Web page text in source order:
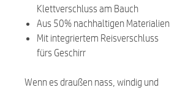
Klettverschluss am Bauch
Aus 50% nachhaltigen Materialien
Mit integriertem Reisverschluss
fürs Geschirr
Wenn es draußen nass, windig und